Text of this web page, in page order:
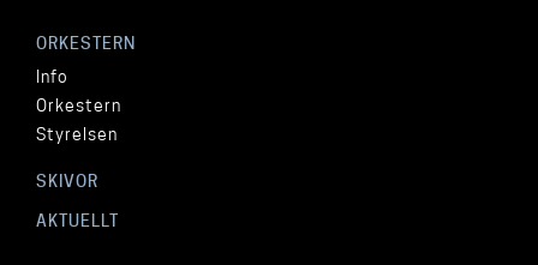
ORKESTERN
Info
Orkestern
Styrelsen
SKIVOR
AKTUELLT